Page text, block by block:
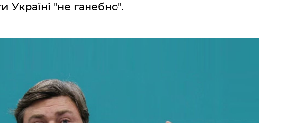
Україні "не ганебно".